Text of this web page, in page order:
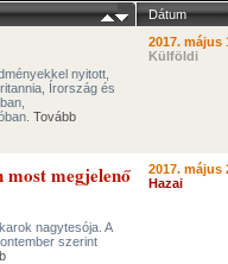
Dátum
nyitott,
Írország és
Tovább
2017. május
Külföldi
most megjelenő
nagytesója. A
szerint
2017. május
Hazai